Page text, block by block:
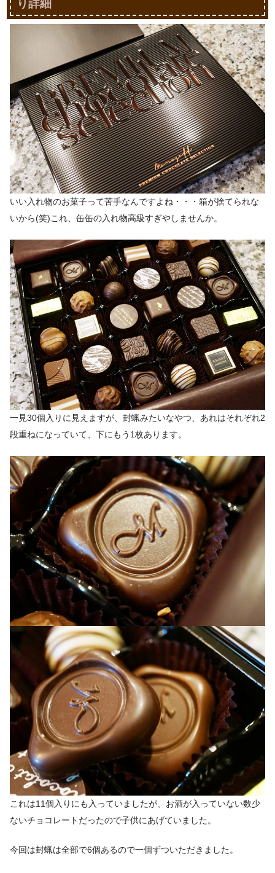
り詳細
いい入れ物のお菓子って苦手なんですよね・・・箱が捨てられな
いから(笑)これ、缶缶の入れ物高級すぎやしませんか。
一見30個入りに見えますが、封蝋みたいなやつ、あれはそれぞれ2
段重ねになっていて、下にもう1枚あります。
これは11個入りにも入っていましたが、お酒が入っていない数少
ないチョコレートだったので子供にあげていました。
今回は封蝋は全部で6個あるので一個ずついただきました。